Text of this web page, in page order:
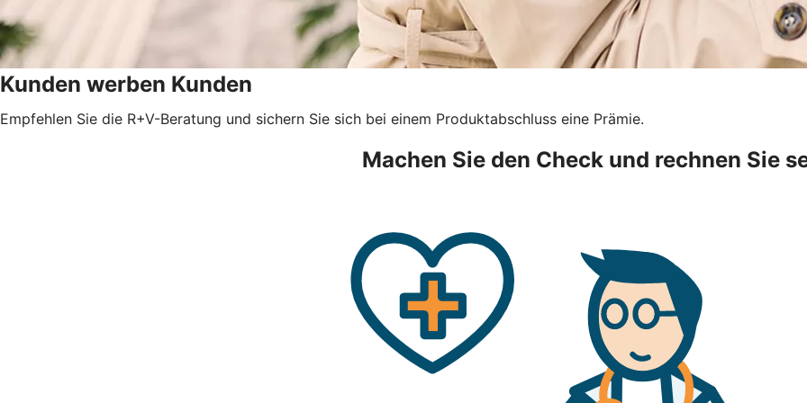
Kunden werben Kunden
Empfehlen Sie die R+V-Beratung und sichern Sie sich bei einem Produktabschluss eine Prämie.
Machen Sie den Check und rechnen Sie